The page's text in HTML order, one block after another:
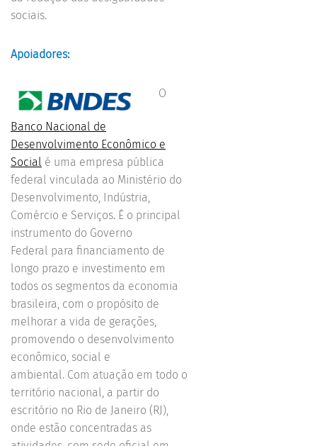
sociais.
Apoiadores:
O
Banco Nacional de
Desenvolvimento Econômico e
Social é uma empresa pública
federal vinculada ao Ministério do
Desenvolvimento, Indústria,
Comércio e Serviços. É o principal
instrumento do Governo
Federal para financiamento de
longo prazo e investimento em
todos os segmentos da economia
brasileira, com o propósito de
melhorar a vida de gerações,
promovendo o desenvolvimento
econômico, social e
ambiental. Com atuação em todo o
território nacional, a partir do
escritório no Rio de Janeiro (RJ),
onde estão concentradas as